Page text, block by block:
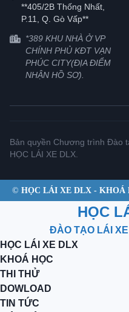
**405/2B Thống Nhất,
P.11, Q. Gò Vấp**
*389 KHU NHÀ Ở VP
CHÍNH PHỦ KĐT VẠN
PHÚC CITY(ĐỊA ĐIỂM
NHẬN HỒ SƠ).
Bản quyền Chương trình Đào
HỌC LÁI XE DLX.
© HỌC LÁI XE DLX - KHOÁ
HỌC
ĐÀO TẠO LÁI
HỌC LÁI XE DLX
KHOÁ HỌC
THI THỬ
DOWLOAD
TIN TỨC